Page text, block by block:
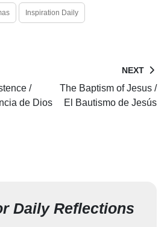
Inspiration Daily
/
de Dios
NEXT
The Baptism of Jesus /
El Bautismo de Jesús
Daily Reflections